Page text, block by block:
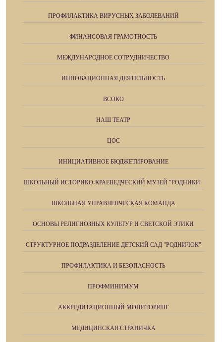
ПРОФИЛАКТИКА ВИРУСНЫХ ЗАБОЛЕВАНИЙ
ФИНАНСОВАЯ ГРАМОТНОСТЬ
МЕЖДУНАРОДНОЕ СОТРУДНИЧЕСТВО
ИННОВАЦИОННАЯ ДЕЯТЕЛЬНОСТЬ
ВСОКО
НАШ ТЕАТР
ЦОС
ИНИЦИАТИВНОЕ БЮДЖЕТИРОВАНИЕ
ШКОЛЬНЫЙ ИСТОРИКО-КРАЕВЕДЧЕСКИЙ МУЗЕЙ "РОДНИКИ"
ШКОЛЬНАЯ УПРАВЛЕНЧЕСКАЯ КОМАНДА
ОСНОВЫ РЕЛИГИОЗНЫХ КУЛЬТУР И СВЕТСКОЙ ЭТИКИ
СТРУКТУРНОЕ ПОДРАЗДЕЛЕНИЕ ДЕТСКИЙ САД "РОДНИЧОК"
ПРОФИЛАКТИКА И БЕЗОПАСНОСТЬ
ПРОФМИНИМУМ
АККРЕДИТАЦИОННЫЙ МОНИТОРИНГ
МЕДИЦИНСКАЯ СТРАНИЧКА